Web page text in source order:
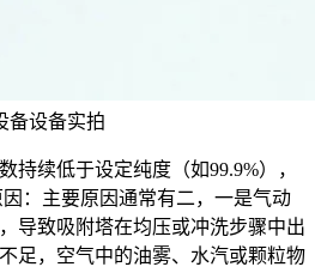
备设备实拍
持续低于设定纯度（如99.9%），
：主要原因通常有二，一是气动
导致吸附塔在均压或冲洗步骤中出
足，空气中的油雾、水汽或颗粒物